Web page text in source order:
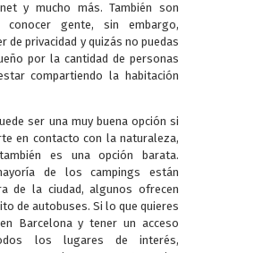
y mucho más. También son
conocer gente, sin embargo,
de privacidad y quizás no puedas
por la cantidad de personas
compartiendo la habitación
ser una muy buena opción si
en contacto con la naturaleza,
es una opción barata.
de los campings están
de la ciudad, algunos ofrecen
de autobuses. Si lo que quieres
Barcelona y tener un acceso
los lugares de interés,